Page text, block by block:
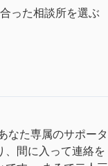
った相談所を選ぶ
なた専属のサポータ
、間に入って連絡を